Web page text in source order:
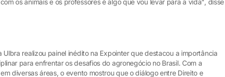
os animais e os professores é algo que vou levar para a vida", disse
Ulbra realizou painel inédito na Expointer que destacou a importância
para enfrentar os desafios do agronegócio no Brasil. Com a
diversas áreas, o evento mostrou que o diálogo entre Direito e